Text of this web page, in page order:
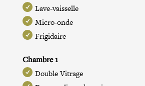
Lave-vaisselle
Micro-onde
Frigidaire
Chambre 1
Double Vitrage